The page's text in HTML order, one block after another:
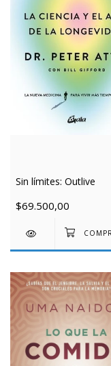
Sin límites: Outlive
$69.500,00